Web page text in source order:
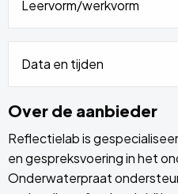
Leervorm/werkvorm
Data en tijden
Over de aanbieder
Reflectielab is
en gespreksvoering in het
Onderwaterpraat